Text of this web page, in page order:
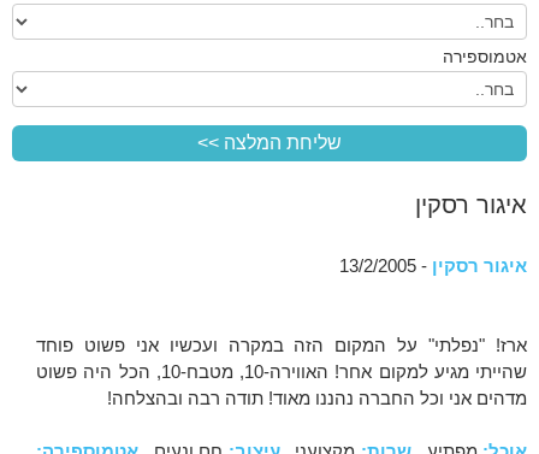
אטמוספירה
איגור רסקין
איגור רסקין - 13/2/2005
ארז! "נפלתי" על המקום הזה במקרה ועכשיו אני פשוט פוחד
שהייתי מגיע למקום אחר! האווירה-10, מטבח-10, הכל היה פשוט
מדהים אני וכל החברה נהננו מאוד! תודה רבה ובהצלחה!